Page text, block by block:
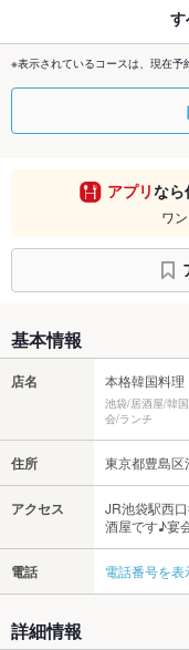
※表示されているコースは、現在予
アプリなら
ワ
基本情報
店名 本格韓国料
池袋/居酒屋/韓
会/ランチ
住所 東京都豊島区
アクセス
JR池袋駅西
酒屋です♪宴
電話 電話番号を表
詳細情報